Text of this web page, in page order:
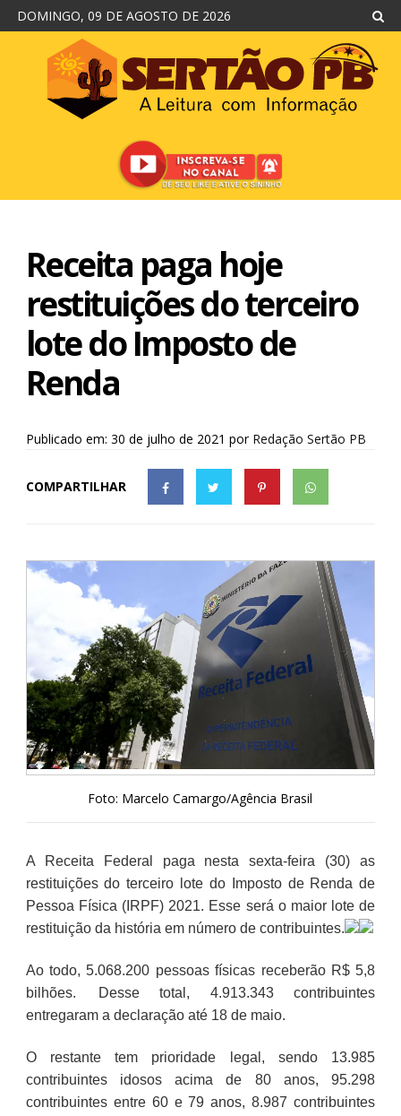
DOMINGO, 09 DE AGOSTO DE 2026
Receita paga hoje
restituições do terceiro
lote do Imposto de
Renda
Publicado em: 30 de julho de 2021 por Redação Sertão PB
COMPARTILHAR
Foto: Marcelo Camargo/Agência Brasil
A Receita Federal paga nesta sexta-feira (30) as
restituições do terceiro lote do Imposto de Renda de
Pessoa Física (IRPF) 2021. Esse será o maior lote de
restituição da história em número de contribuintes.
Ao todo, 5.068.200 pessoas físicas receberão R$ 5,8
bilhões. Desse total, 4.913.343 contribuintes
entregaram a declaração até 18 de maio.
O restante tem prioridade legal, sendo 13.985
contribuintes idosos acima de 80 anos, 95.298
contribuintes entre 60 e 79 anos, 8.987 contribuintes